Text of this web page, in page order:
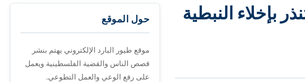
تنذر بإخلاء النبطية
حول الموقع
موقع طيور البارد الإلكتروني يهتم بنشر
قصص الناس والقضية الفلسطينية ويعمل
على رفع الوعي والعمل التطوعي.